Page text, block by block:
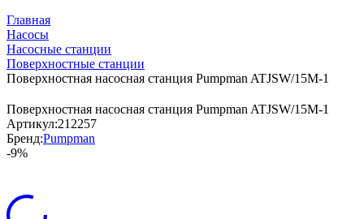
Главная
Насосы
Насосные станции
Поверхностные станции
Поверхностная насосная станция Pumpman ATJSW/15M-1
Поверхностная насосная станция Pumpman ATJSW/15M-1
Артикул:212257
Бренд:Pumpman
-9%